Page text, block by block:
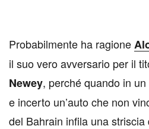
Probabilmente ha ragione
il suo vero avversario per il
Newey, perché quando in
e incerto un’auto che non
del Bahrain infila una